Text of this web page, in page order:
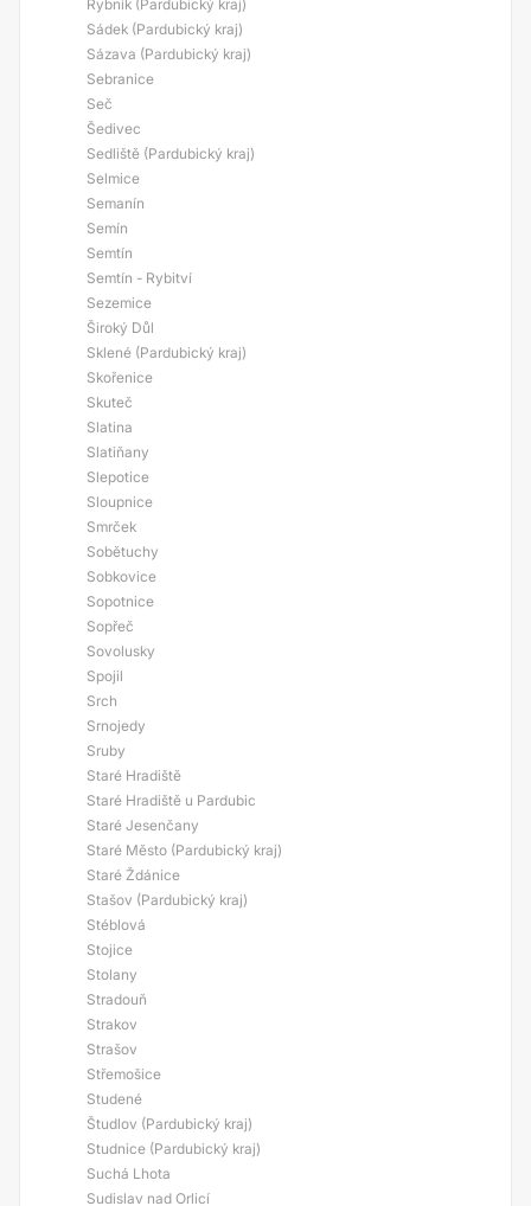
Rybník (Pardubický kraj)
Sádek (Pardubický kraj)
Sázava (Pardubický kraj)
Sebranice
Seč
Šedivec
Sedliště (Pardubický kraj)
Selmice
Semanín
Semín
Semtín
Semtín - Rybitví
Sezemice
Široký Důl
Sklené (Pardubický kraj)
Skořenice
Skuteč
Slatina
Slatiňany
Slepotice
Sloupnice
Smrček
Sobětuchy
Sobkovice
Sopotnice
Sopřeč
Sovolusky
Spojil
Srch
Srnojedy
Sruby
Staré Hradiště
Staré Hradiště u Pardubic
Staré Jesenčany
Staré Město (Pardubický kraj)
Staré Ždánice
Stašov (Pardubický kraj)
Stéblová
Stojice
Stolany
Stradouň
Strakov
Strašov
Střemošice
Studené
Študlov (Pardubický kraj)
Studnice (Pardubický kraj)
Suchá Lhota
Sudislav nad Orlicí